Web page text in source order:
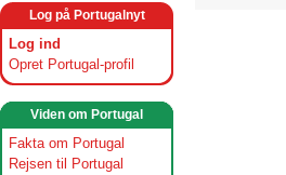
Log på Portugalnyt
Log ind
Opret Portugal-profil
Viden om Portugal
Fakta om Portugal
Rejsen til Portugal